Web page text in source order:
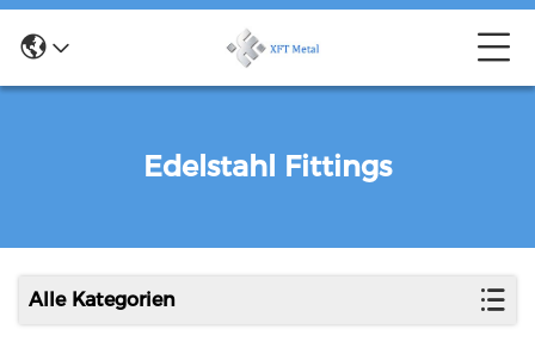
Edelstahl Fittings
Alle Kategorien